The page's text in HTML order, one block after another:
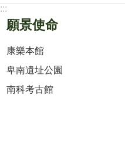
:::
願景使命
康樂本館
卑南遺址公園
南科考古館